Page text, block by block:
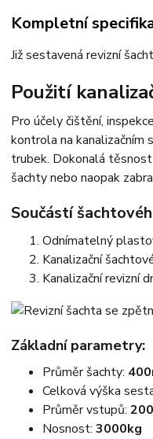
Kompletní
Již sestavená revizní
Použití
Pro účely čištění,
kontrola na kanalizačním
trubek. Dokonalá
šachty nebo naopak
Součástí
Odnímatelný
Kanalizační
Kanalizační revizní
Základní parametry:
Průměr šachty:
Celková výška
Průměr vstupů:
Nosnost: 3000kg